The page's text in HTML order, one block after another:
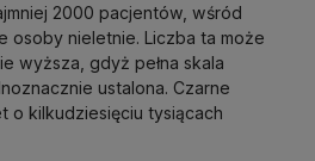
2000 pacjentów, wśród
osoby nieletnie. Liczba ta może
wyższa, gdyż pełna skala
ustalona. Czarne
o kilkudziesięciu tysiącach